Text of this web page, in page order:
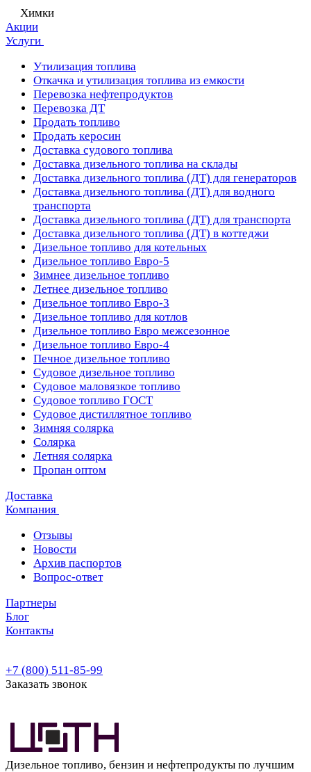
Химки
Акции
Услуги
Утилизация топлива
Откачка и утилизация топлива из емкости
Перевозка нефтепродуктов
Перевозка ДТ
Продать топливо
Продать керосин
Доставка судового топлива
Доставка дизельного топлива на склады
Доставка дизельного топлива (ДТ) для генераторов
Доставка дизельного топлива (ДТ) для водного
транспорта
Доставка дизельного топлива (ДТ) для транспорта
Доставка дизельного топлива (ДТ) в коттеджи
Дизельное топливо для котельных
Дизельное топливо Евро-5
Зимнее дизельное топливо
Летнее дизельное топливо
Дизельное топливо Евро-3
Дизельное топливо для котлов
Дизельное топливо Евро межсезонное
Дизельное топливо Евро-4
Печное дизельное топливо
Судовое дизельное топливо
Судовое маловязкое топливо
Судовое топливо ГОСТ
Судовое дистиллятное топливо
Зимняя солярка
Солярка
Летняя солярка
Пропан оптом
Доставка
Компания
Отзывы
Новости
Архив паспортов
Вопрос-ответ
Партнеры
Блог
Контакты
+7 (800) 511-85-99
Заказать звонок
Дизельное топливо, бензин и нефтепродукты по лучшим